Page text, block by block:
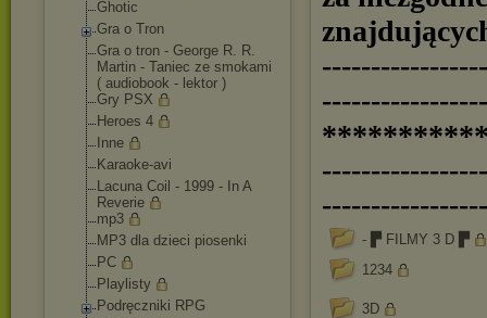
Ghotic
Gra o Tron
Gra o tron - George R. R.
Martin - Taniec ze smokami
( audiobook - lektor )
Gry PSX
Heroes 4
Inne
Karaoke-avi
Lacuna Coil - 1999 - In A
Reverie
mp3
MP3 dla dzieci piosenki
PC
Playlisty
Podręczniki RPG
- ▛ FILMY 3 D ▛
1234
3D